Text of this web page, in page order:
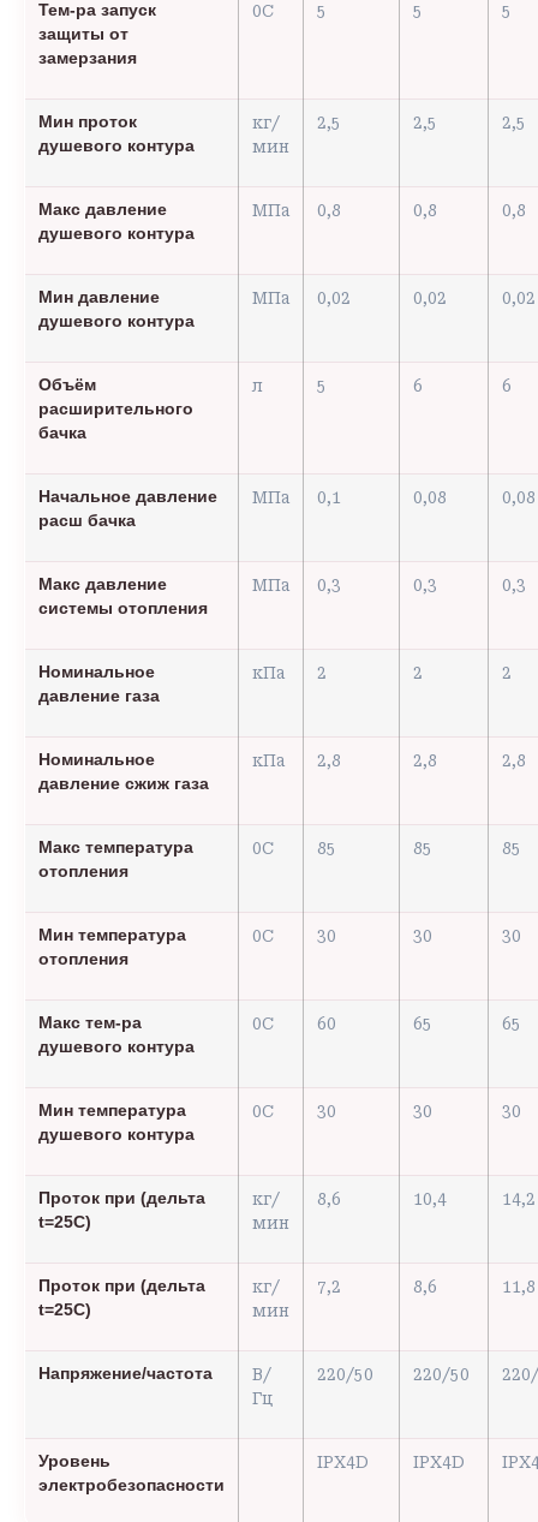
Тем-ра запуск
защиты от
замерзания
0С 5 5 5
Мин проток
душевого контура
кг/
мин
2,5 2,5 2,5
Макс давление
душевого контура
МПа 0,8 0,8 0,8
Мин давление
душевого контура
МПа 0,02 0,02 0,02
Объём
расширительного
бачка
л 5 6 6
Начальное давление
расш бачка
МПа 0,1 0,08 0,08
Макс давление
системы отопления
МПа 0,3 0,3 0,3
Номинальное
давление газа
кПа 2 2 2
Номинальное
давление сжиж газа
кПа 2,8 2,8 2,8
Макс температура
отопления
0С 85 85 85
Мин температура
отопления
0С 30 30 30
Макс тем-ра
душевого контура
0С 60 65 65
Мин температура
душевого контура
0С 30 30 30
Проток при (дельта
t=25C)
кг/
мин
8,6 10,4 14,2
Проток при (дельта
t=25C)
кг/
мин
7,2 8,6 11,8
Напряжение/частота
В/
Гц
220/50 220/50
Уровень
электробезопасности
IPX4D IPX4D